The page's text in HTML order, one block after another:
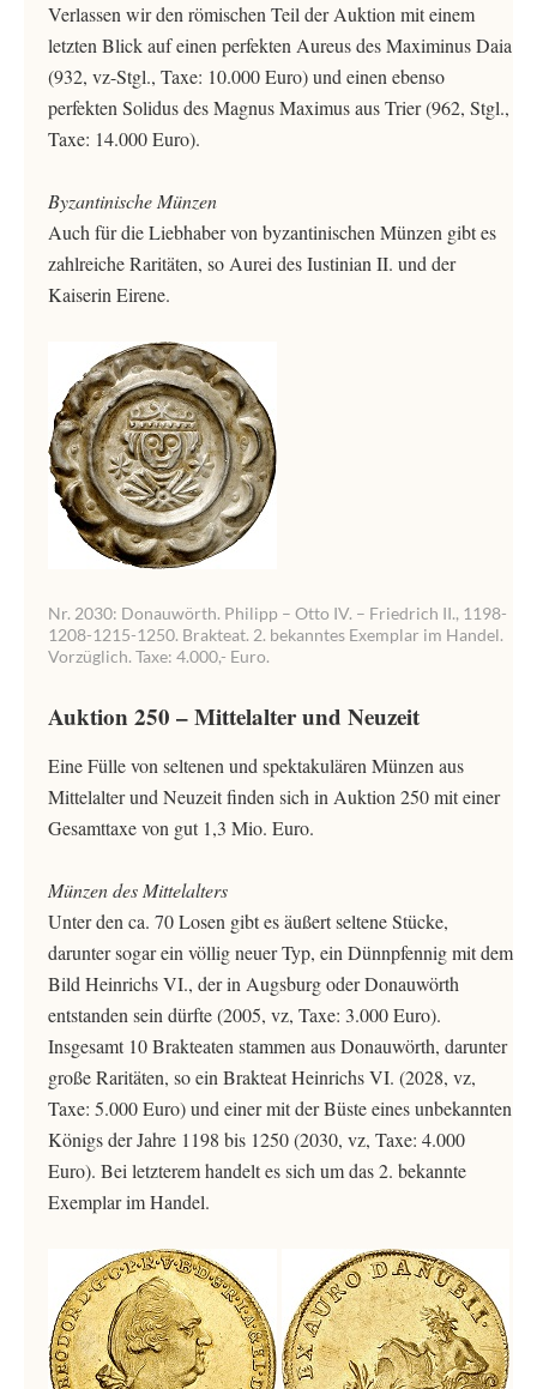
Verlassen wir den römischen Teil der Auktion mit einem
letzten Blick auf einen perfekten Aureus des Maximinus Daia
(932, vz-Stgl., Taxe: 10.000 Euro) und einen ebenso
perfekten Solidus des Magnus Maximus aus Trier (962, Stgl.,
Taxe: 14.000 Euro).
Byzantinische Münzen
Auch für die Liebhaber von byzantinischen Münzen gibt es
zahlreiche Raritäten, so Aurei des Iustinian II. und der
Kaiserin Eirene.
Nr. 2030: Donauwörth. Philipp – Otto IV. – Friedrich II., 1198-
1208-1215-1250. Brakteat. 2. bekanntes Exemplar im Handel.
Vorzüglich. Taxe: 4.000,- Euro.
Auktion 250 – Mittelalter und Neuzeit
Eine Fülle von seltenen und spektakulären Münzen aus
Mittelalter und Neuzeit finden sich in Auktion 250 mit einer
Gesamttaxe von gut 1,3 Mio. Euro.
Münzen des Mittelalters
Unter den ca. 70 Losen gibt es äußert seltene Stücke,
darunter sogar ein völlig neuer Typ, ein Dünnpfennig mit dem
Bild Heinrichs VI., der in Augsburg oder Donauwörth
entstanden sein dürfte (2005, vz, Taxe: 3.000 Euro).
Insgesamt 10 Brakteaten stammen aus Donauwörth, darunter
große Raritäten, so ein Brakteat Heinrichs VI. (2028, vz,
Taxe: 5.000 Euro) und einer mit der Büste eines unbekannten
Königs der Jahre 1198 bis 1250 (2030, vz, Taxe: 4.000
Euro). Bei letzterem handelt es sich um das 2. bekannte
Exemplar im Handel.